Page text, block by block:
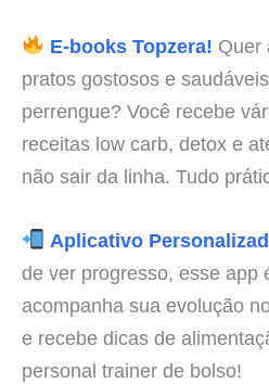
E-books Topzera! Quer
pratos gostosos e
perrengue? Você recebe
receitas low carb, detox e
não sair da linha. Tudo
Aplicativo
de ver progresso, esse app
acompanha sua evolução
e recebe dicas de
personal trainer de bolso!